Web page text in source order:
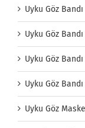
Uyku Göz Bandı
Uyku Göz
Uyku Göz
Uyku Göz Bandı
Uyku Göz